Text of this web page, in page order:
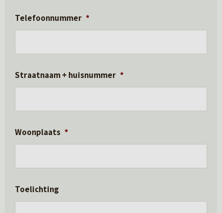
Telefoonnummer *
Straatnaam + huisnummer *
Woonplaats *
Toelichting